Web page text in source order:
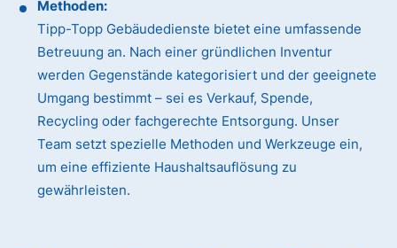
Methoden:
Tipp-Topp Gebäudedienste bietet eine umfassende
Betreuung an. Nach einer gründlichen Inventur
werden Gegenstände kategorisiert und der geeignete
Umgang bestimmt – sei es Verkauf, Spende,
Recycling oder fachgerechte Entsorgung. Unser
Team setzt spezielle Methoden und Werkzeuge ein,
um eine effiziente Haushaltsauflösung zu
gewährleisten.